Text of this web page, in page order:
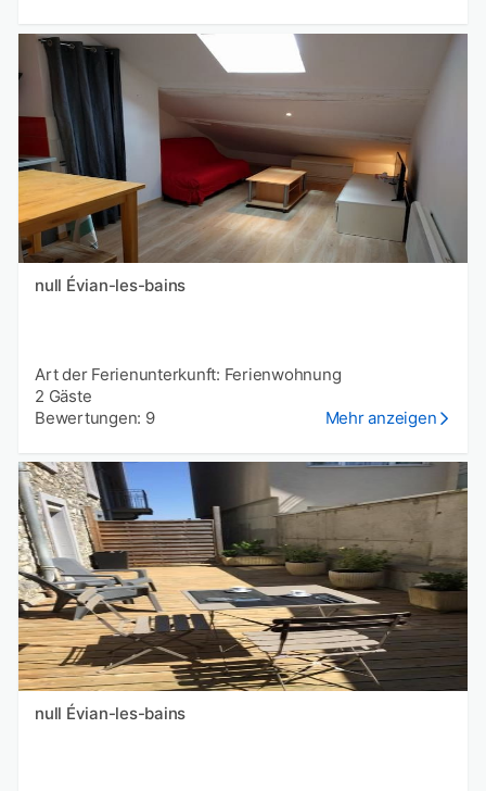
null Évian-les-bains
Art der Ferienunterkunft: Ferienwohnung
2 Gäste
Bewertungen: 9
Mehr anzeigen
null Évian-les-bains